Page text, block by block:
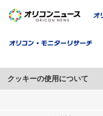
クッキーの使用について
このサイトでは Cookie を